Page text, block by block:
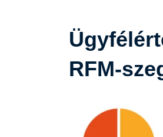
RFM-